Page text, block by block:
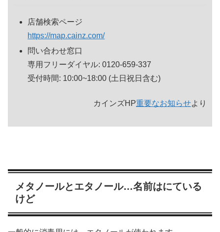
店舗検索ページ
https://map.cainz.com/
問い合わせ窓口
専用フリーダイヤル: 0120-659-337
受付時間: 10:00~18:00 (土日祝日含む)
カインズHP重要なお知らせより
メタノールとエタノール…名前はにている
けど